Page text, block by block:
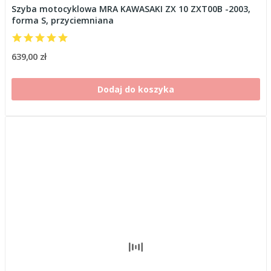
Szyba motocyklowa MRA KAWASAKI ZX 10 ZXT00B -2003,
forma S, przyciemniana
639,00 zł
Dodaj do koszyka